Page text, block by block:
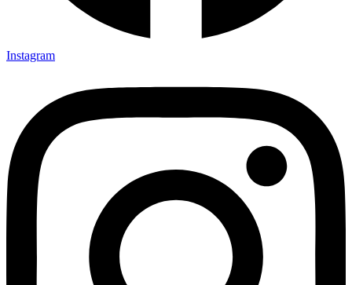
Instagram